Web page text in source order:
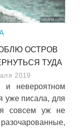
ОСТРОВ
ТУДА
2019
невероятном
уже писала, для
совсем уж не